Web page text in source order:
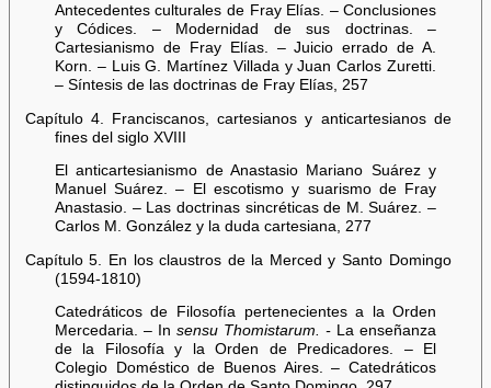
Antecedentes culturales de Fray Elías. – Conclusiones
y Códices. – Modernidad de sus doctrinas. –
Cartesianismo de Fray Elías. – Juicio errado de A.
Korn. – Luis G. Martínez Villada y Juan Carlos Zuretti.
– Síntesis de las doctrinas de Fray Elías, 257
Capítulo 4. Franciscanos, cartesianos y anticartesianos de
fines del siglo XVIII
El anticartesianismo de Anastasio Mariano Suárez y
Manuel Suárez. – El escotismo y suarismo de Fray
Anastasio. – Las doctrinas sincréticas de M. Suárez. –
Carlos M. González y la duda cartesiana, 277
Capítulo 5. En los claustros de la Merced y Santo Domingo
(1594-1810)
Catedráticos de Filosofía pertenecientes a la Orden
Mercedaria. – In sensu Thomistarum. - La enseñanza
de la Filosofía y la Orden de Predicadores. – El
Colegio Doméstico de Buenos Aires. – Catedráticos